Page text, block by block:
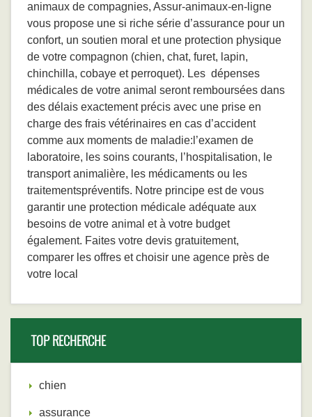
animaux de compagnies, Assur-animaux-en-ligne
vous propose une si riche série d’assurance pour un
confort, un soutien moral et une protection physique
de votre compagnon (chien, chat, furet, lapin,
chinchilla, cobaye et perroquet). Les dépenses
médicales de votre animal seront remboursées dans
des délais exactement précis avec une prise en
charge des frais vétérinaires en cas d’accident
comme aux moments de maladie:l’examen de
laboratoire, les soins courants, l’hospitalisation, le
transport animalière, les médicaments ou les
traitementspréventifs. Notre principe est de vous
garantir une protection médicale adéquate aux
besoins de votre animal et à votre budget
également. Faites votre devis gratuitement,
comparer les offres et choisir une agence près de
votre local
TOP RECHERCHE
chien
assurance